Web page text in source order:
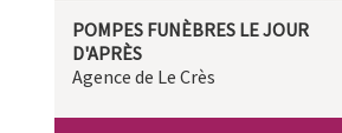
POMPES FUNÈBRES LE JOUR
D'APRÈS
Agence de Le Crès